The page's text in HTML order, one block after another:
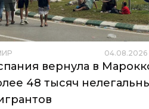
04.08.2026
вернула в
48 тысяч
погибших в результате
мигрантов из Марокко к
достигло как минимум